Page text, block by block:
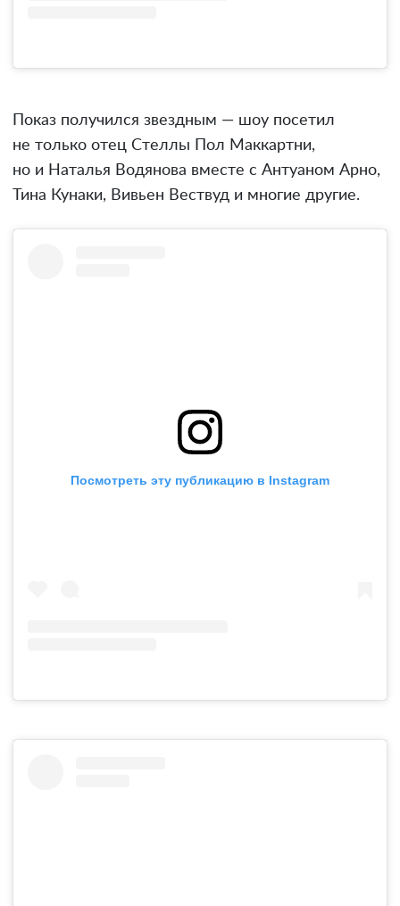
Показ получился звездным — шоу посетил
не только отец Стеллы Пол Маккартни,
но и Наталья Водянова вместе с Антуаном Арно,
Тина Кунаки, Вивьен Вествуд и многие другие.
Посмотреть эту публикацию в Instagram